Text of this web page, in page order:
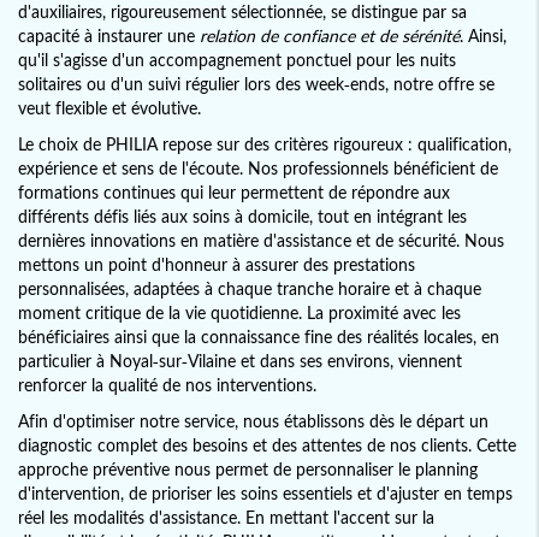
d'auxiliaires, rigoureusement sélectionnée, se distingue par sa
capacité à instaurer une relation de confiance et de sérénité. Ainsi,
qu'il s'agisse d'un accompagnement ponctuel pour les nuits
solitaires ou d'un suivi régulier lors des week-ends, notre offre se
veut flexible et évolutive.
Le choix de PHILIA repose sur des critères rigoureux : qualification,
expérience et sens de l'écoute. Nos professionnels bénéficient de
formations continues qui leur permettent de répondre aux
différents défis liés aux soins à domicile, tout en intégrant les
dernières innovations en matière d'assistance et de sécurité. Nous
mettons un point d'honneur à assurer des prestations
personnalisées, adaptées à chaque tranche horaire et à chaque
moment critique de la vie quotidienne. La proximité avec les
bénéficiaires ainsi que la connaissance fine des réalités locales, en
particulier à Noyal-sur-Vilaine et dans ses environs, viennent
renforcer la qualité de nos interventions.
Afin d'optimiser notre service, nous établissons dès le départ un
diagnostic complet des besoins et des attentes de nos clients. Cette
approche préventive nous permet de personnaliser le planning
d'intervention, de prioriser les soins essentiels et d'ajuster en temps
réel les modalités d'assistance. En mettant l'accent sur la